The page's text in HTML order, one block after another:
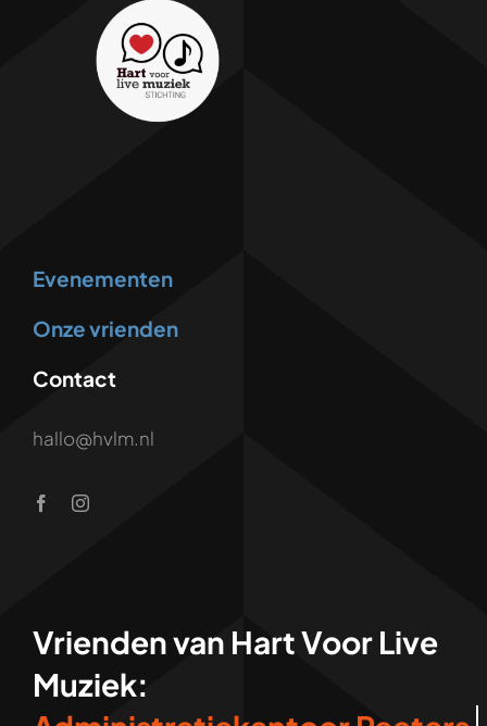
Evenementen
Onze vrienden
Contact
hallo@hvlm.nl
Vrienden van Hart Voor Live
Muziek: